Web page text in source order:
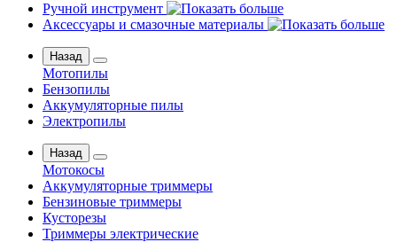
Ручной инструмент
Аксессуары и смазочные материалы
Назад
Мотопилы
Бензопилы
Аккумуляторные пилы
Электропилы
Назад
Мотокосы
Аккумуляторные триммеры
Бензиновые триммеры
Кусторезы
Триммеры электрические